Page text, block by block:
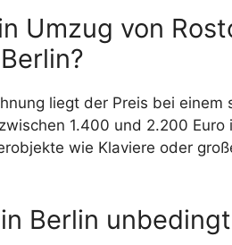
Umzug von
liegt der Preis bei einem
1.400 und 2.200 Euro
wie Klaviere oder
Berlin